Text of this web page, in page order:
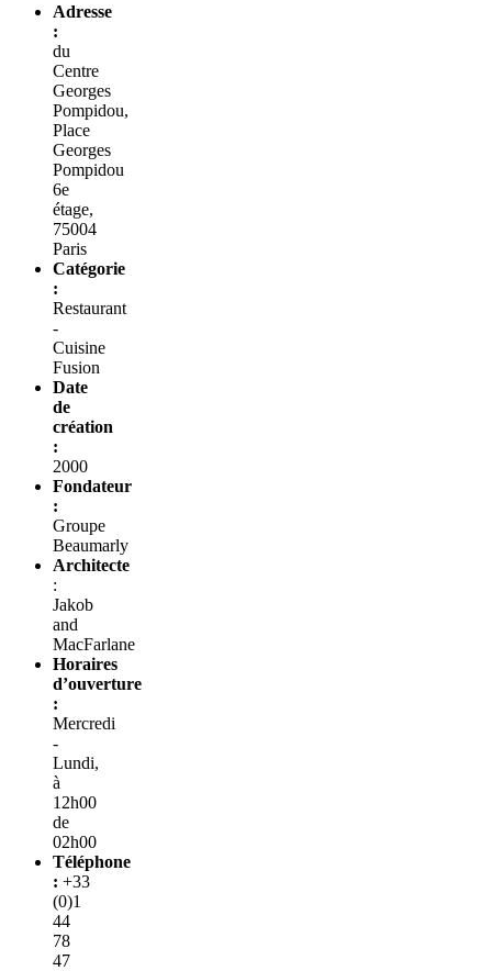
Adresse
:
du
Centre
Georges
Pompidou,
Place
Georges
Pompidou
6e
étage,
75004
Paris
Catégorie
:
Restaurant
-
Cuisine
Fusion
Date
de
création
:
2000
Fondateur
:
Groupe
Beaumarly
Architecte
:
Jakob
and
MacFarlane
Horaires
d’ouverture
:
Mercredi
-
Lundi,
à
12h00
de
02h00
Téléphone
: +33
(0)1
44
78
47